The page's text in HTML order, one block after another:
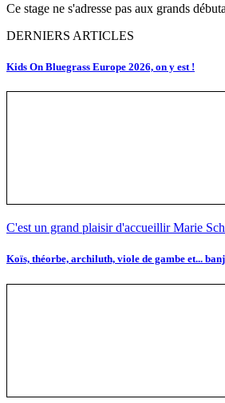
Ce stage ne s'adresse pas aux grands
DERNIERS ARTICLES
Kids On Bluegrass Europe 2026, on y est !
C'est un grand plaisir d'accueillir Marie
Koïs, théorbe, archiluth, viole de gambe et...